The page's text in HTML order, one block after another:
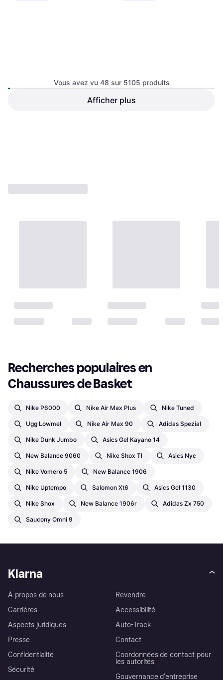
Chaussure de Basket, Homme
Nike KD19 Purple Stuff
Vous avez vu 48 sur 5105 produits
Afficher plus
Recherches populaires en
Chaussures de Basket
Nike P6000 Nike Air Max Plus Nike Tuned
Ugg Lowmel Nike Air Max 90 Adidas Spezial
Nike Dunk Jumbo Asics Gel Kayano 14
New Balance 9060 Nike Shox Tl Asics Nyc
Nike Vomero 5 New Balance 1906
Nike Uptempo Salomon Xt6 Asics Gel 1130
Nike Shox New Balance 1906r Adidas Zx 750
Saucony Omni 9
Klarna
À propos de nous
Carrières
Aspects juridiques
Presse
Confidentialité
Sécurité
Revendre
Accessibilité
Auto-Track
Contact
Coordonnées de contact pour
les autorités
Gouvernance d’entreprise